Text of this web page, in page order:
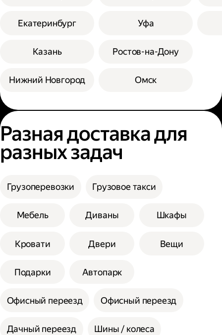
Екатеринбург
Казань
Нижний Новгород
Уфа
Ростов-на-Дону
Омск
Разная доставка для
разных задач
Грузоперевозки Грузовое такси
Мебель Диваны Шкафы
Кровати Двери Вещи
Подарки Автопарк
Офисный переезд Офисный переезд
Дачный переезд Шины / колеса